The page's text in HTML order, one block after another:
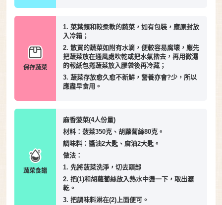
保存蔬菜
1. 菜葉類和較柔軟的蔬菜，如有包裝，應原封放
入冷箱；
2. 散買的蔬菜如附有水滴，便較容易腐壞，應先
把蔬菜放在通風處吹乾或把水氣揩去，再用微濕
的報紙包捲蔬菜放入膠袋後再冷藏；
3. 蔬菜存放愈久愈不新鮮，營養亦會?少，所以
應盡早食用。
蔬菜食譜
麻香菠菜(4人份量)
材料：菠菜350克、胡蘿蔔絲80克。
調味料：醬油2大匙、麻油2大匙。
做法：
1. 先將菠菜洗淨，切去頭部
2. 把(1)和胡蘿蔔絲放入熱水中燙一下，取出瀝
乾。
3. 把調味料淋在(2)上面便可。